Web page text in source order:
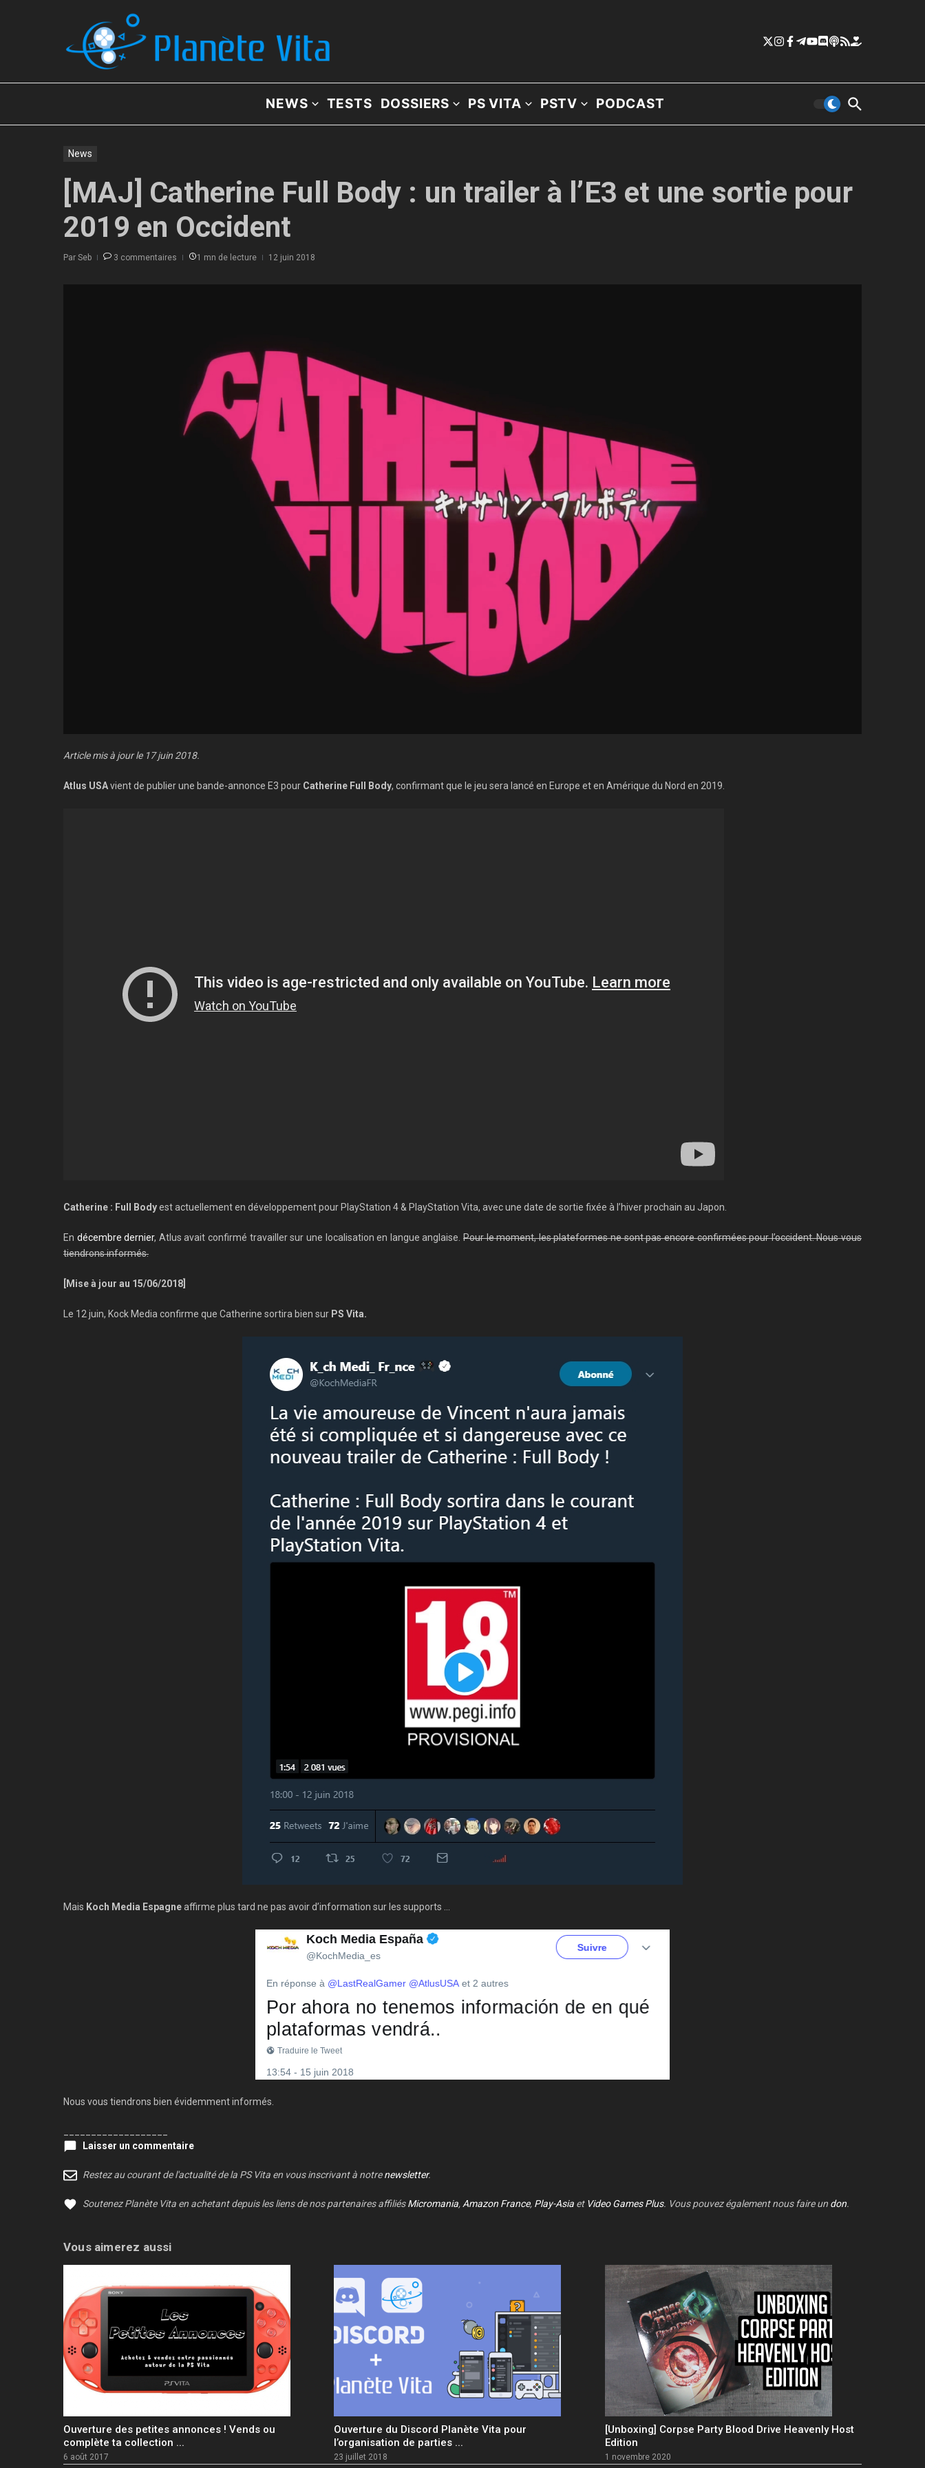
NEWS TESTS DOSSIERS PS VITA PSTV PODCAST
News
[MAJ] Catherine Full Body : un trailer à l’E3 et une sortie pour
2019 en Occident
Par Seb 3 commentaires 1 mn de lecture 12 juin 2018
Article mis à jour le 17 juin 2018.
Atlus USAvient de publier une bande-annonce E3 pour Catherine Full Body, confirmant que le jeu sera lancé en Europe et en Amérique du Nord en 2019.
Catherine : Full Bodyest actuellement en développement pour PlayStation 4 & PlayStation Vita, avec une date de sortie fixée à l’hiver prochain au Japon.
En décembre dernier, Atlus avait confirmé travailler sur une localisation en langue anglaise.Pour le moment, les plateformes ne sont pas encore confirmées pour l’occident. Nous vous
tiendrons informés.
[Mise à jour au 15/06/2018]
Le 12 juin, Kock Media confirme que Catherine sortira bien sur PS Vita.
Mais Koch Media Espagneaffirme plus tard ne pas avoir d’information sur les supports …
Nous vous tiendrons bien évidemment informés.
Laisser un commentaire
Restez au courant de l'actualité de la PS Vita en vous inscrivant à notrenewsletter.
Soutenez Planète Vita en achetant depuis les liens de nos partenaires affiliésMicromania, Amazon France, Play-Asia et Video Games Plus. Vous pouvez également nous faire un don.
Vous aimerez aussi
Ouverture des petites annonces ! Vends ou
complète ta collection ...
6 août 2017
Ouverture du Discord Planète Vita pour
l’organisation de parties ...
23 juillet 2018
[Unboxing] Corpse Party Blood Drive Heavenly Host
Edition
1 novembre 2020